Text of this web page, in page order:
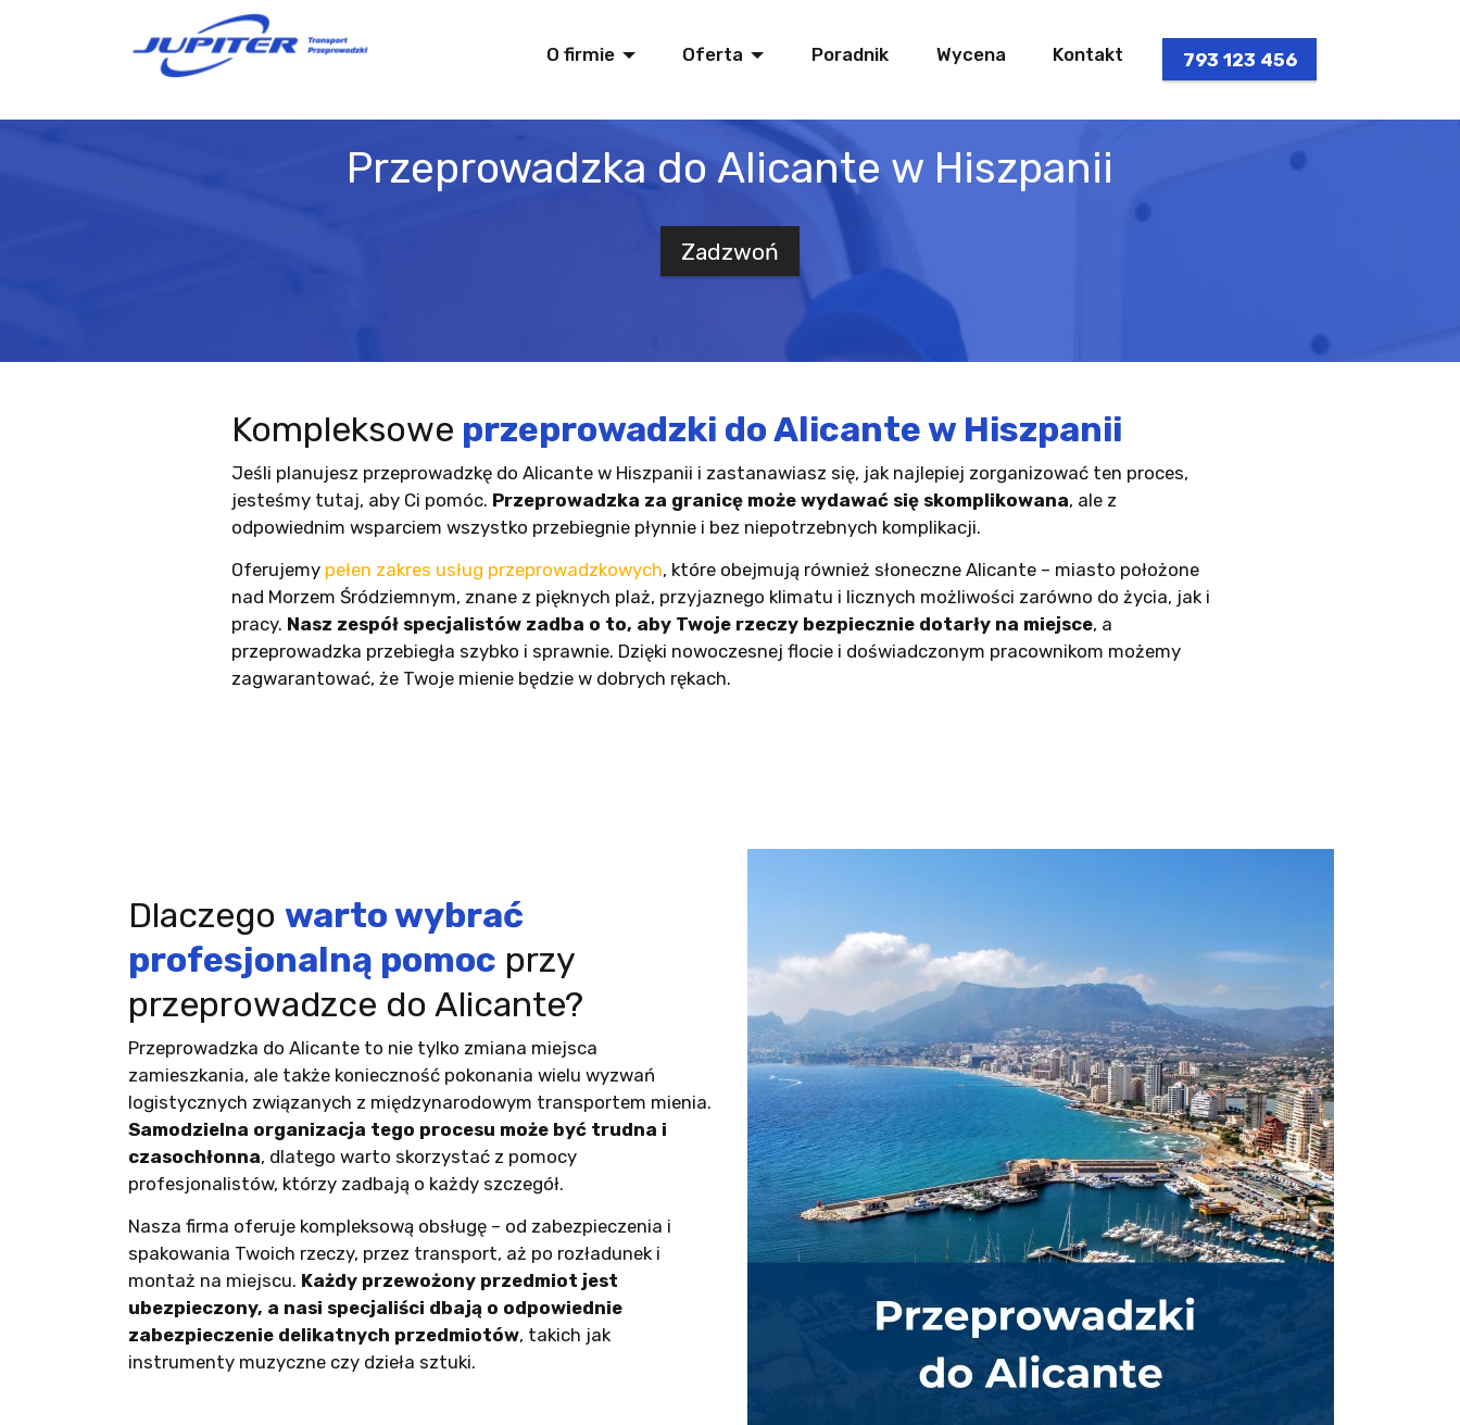
O firmie Oferta Poradnik Wycena Kontakt 793 123 456
Przeprowadzka do Alicante w Hiszpanii
Zadzwoń
Kompleksowe przeprowadzki do Alicante w Hiszpanii
Jeśli planujesz przeprowadzkę do Alicante w Hiszpanii i zastanawiasz się, jak najlepiej zorganizować ten proces,
jesteśmy tutaj, aby Ci pomóc. Przeprowadzka za granicę może wydawać się skomplikowana, ale z
odpowiednim wsparciem wszystko przebiegnie płynnie i bez niepotrzebnych komplikacji.
Oferujemy pełen zakres usług przeprowadzkowych, które obejmują również słoneczne Alicante – miasto położone
nad Morzem Śródziemnym, znane z pięknych plaż, przyjaznego klimatu i licznych możliwości zarówno do życia, jak i
pracy. Nasz zespół specjalistów zadba o to, aby Twoje rzeczy bezpiecznie dotarły na miejsce, a
przeprowadzka przebiegła szybko i sprawnie. Dzięki nowoczesnej flocie i doświadczonym pracownikom możemy
zagwarantować, że Twoje mienie będzie w dobrych rękach.
Dlaczego warto wybrać
profesjonalną pomoc przy
przeprowadzce do Alicante?
Przeprowadzka do Alicante to nie tylko zmiana miejsca
zamieszkania, ale także konieczność pokonania wielu wyzwań
logistycznych związanych z międzynarodowym transportem mienia.
Samodzielna organizacja tego procesu może być trudna i
czasochłonna, dlatego warto skorzystać z pomocy
profesjonalistów, którzy zadbają o każdy szczegół.
Nasza firma oferuje kompleksową obsługę – od zabezpieczenia i
spakowania Twoich rzeczy, przez transport, aż po rozładunek i
montaż na miejscu. Każdy przewożony przedmiot jest
ubezpieczony, a nasi specjaliści dbają o odpowiednie
zabezpieczenie delikatnych przedmiotów, takich jak
instrumenty muzyczne czy dzieła sztuki.